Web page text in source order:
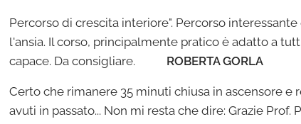
Percorso di crescita interiore". Percorso
l'ansia. Il corso, principalmente pratico è adatto a
capace. Da consigliare. ROBERTA GORLA
Certo che rimanere 35 minuti chiusa in ascensore
avuti in passato... Non mi resta che dire: Grazie Prof.